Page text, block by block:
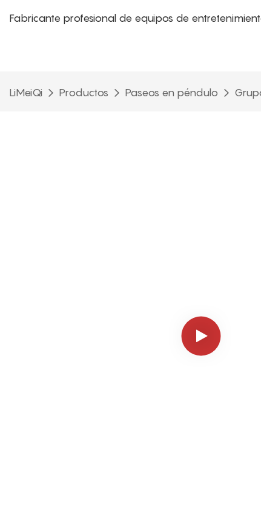
Fabricante profesional de equipos de
LiMeiQi Productos Paseos en péndulo